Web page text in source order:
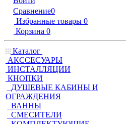
Сравнение0
Избранные товары 0
Корзина 0
Каталог
АКССЕСУАРЫ
ИНСТАЛЛЯЦИИ
КНОПКИ
ДУШЕВЫЕ КАБИНЫ И
ОГРАЖДЕНИЯ
ВАННЫ
СМЕСИТЕЛИ